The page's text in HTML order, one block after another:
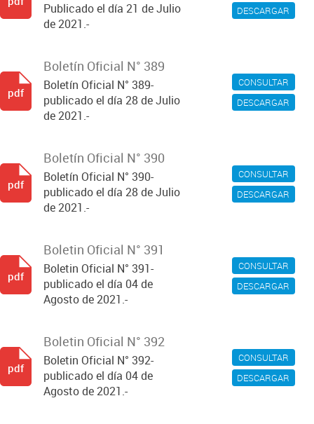
DESCARGAR
Publicado el día 21 de Julio
de 2021.-
CONSULTAR
DESCARGAR
Boletín Oficial N° 389
Boletín Oficial N° 389-
publicado el día 28 de Julio
de 2021.-
pdf
CONSULTAR
DESCARGAR
Boletín Oficial N° 390
Boletín Oficial N° 390-
publicado el día 28 de Julio
de 2021.-
pdf
CONSULTAR
DESCARGAR
Boletin Oficial N° 391
Boletin Oficial N° 391-
publicado el día 04 de
Agosto de 2021.-
pdf
CONSULTAR
DESCARGAR
Boletin Oficial N° 392
Boletin Oficial N° 392-
publicado el día 04 de
Agosto de 2021.-
pdf